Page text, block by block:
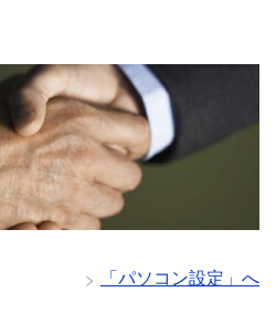
「パソコン設定」へ